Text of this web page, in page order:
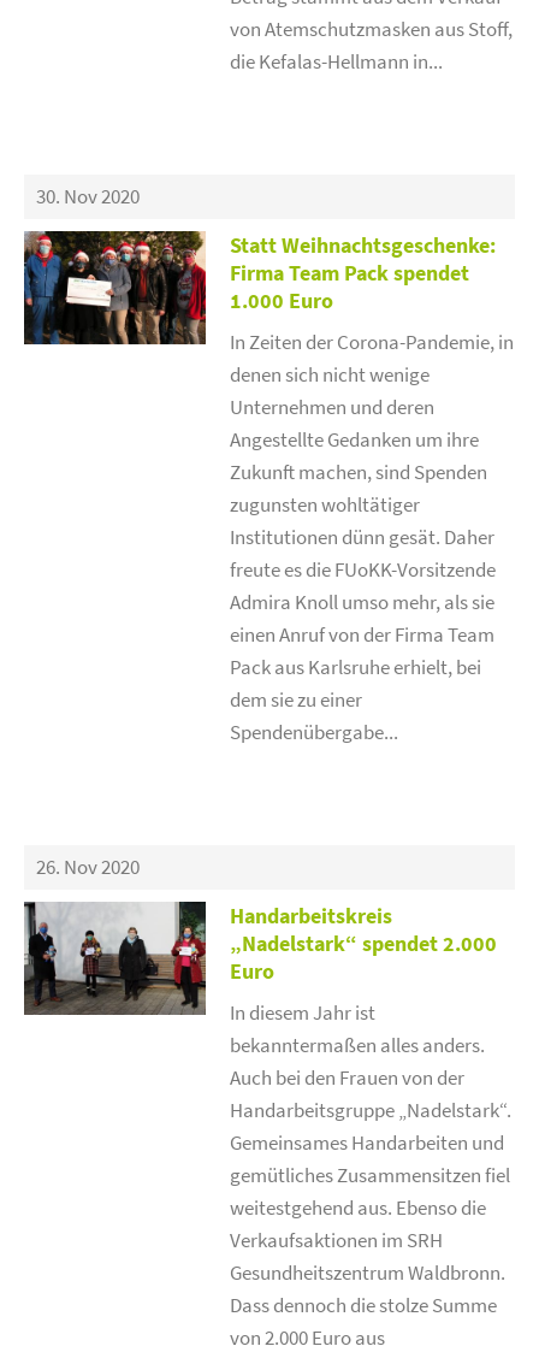
von Atemschutzmasken aus Stoff,
die Kefalas-Hellmann in...
30. Nov 2020
Statt Weihnachtsgeschenke:
Firma Team Pack spendet
1.000 Euro
In Zeiten der Corona-Pandemie, in
denen sich nicht wenige
Unternehmen und deren
Angestellte Gedanken um ihre
Zukunft machen, sind Spenden
zugunsten wohltätiger
Institutionen dünn gesät. Daher
freute es die FUoKK-Vorsitzende
Admira Knoll umso mehr, als sie
einen Anruf von der Firma Team
Pack aus Karlsruhe erhielt, bei
dem sie zu einer
Spendenübergabe...
26. Nov 2020
Handarbeitskreis
„Nadelstark“ spendet 2.000
Euro
In diesem Jahr ist
bekanntermaßen alles anders.
Auch bei den Frauen von der
Handarbeitsgruppe „Nadelstark“.
Gemeinsames Handarbeiten und
gemütliches Zusammensitzen fiel
weitestgehend aus. Ebenso die
Verkaufsaktionen im SRH
Gesundheitszentrum Waldbronn.
Dass dennoch die stolze Summe
von 2.000 Euro aus